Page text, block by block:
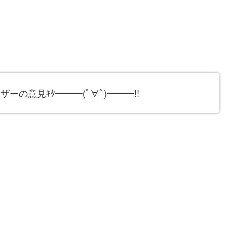
ーザーの意見ｷﾀ━━━(ﾟ∀ﾟ)━━━!!